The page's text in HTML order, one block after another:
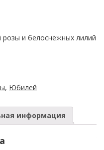
розы и белоснежных лилий
, Юбилей
информация